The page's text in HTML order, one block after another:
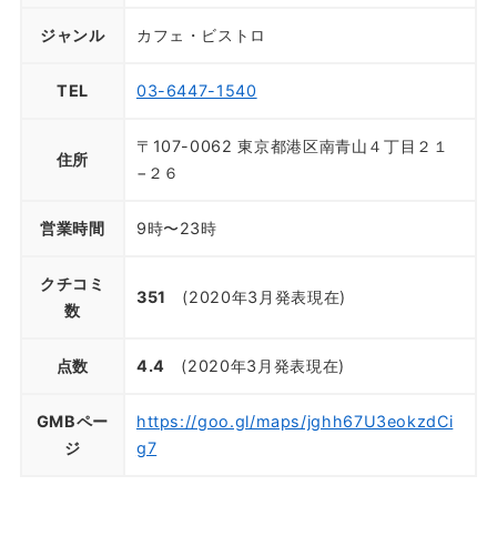
ジャンル カフェ・ビストロ
TEL 03-6447-1540
住所
〒107-0062 東京都港区南青山４丁目２１
−２６
営業時間 9時〜23時
クチコミ
数
351 (2020年3月発表現在)
点数 4.4 (2020年3月発表現在)
GMBペー
ジ
https://goo.gl/maps/jghh67U3eokzdCi
g7